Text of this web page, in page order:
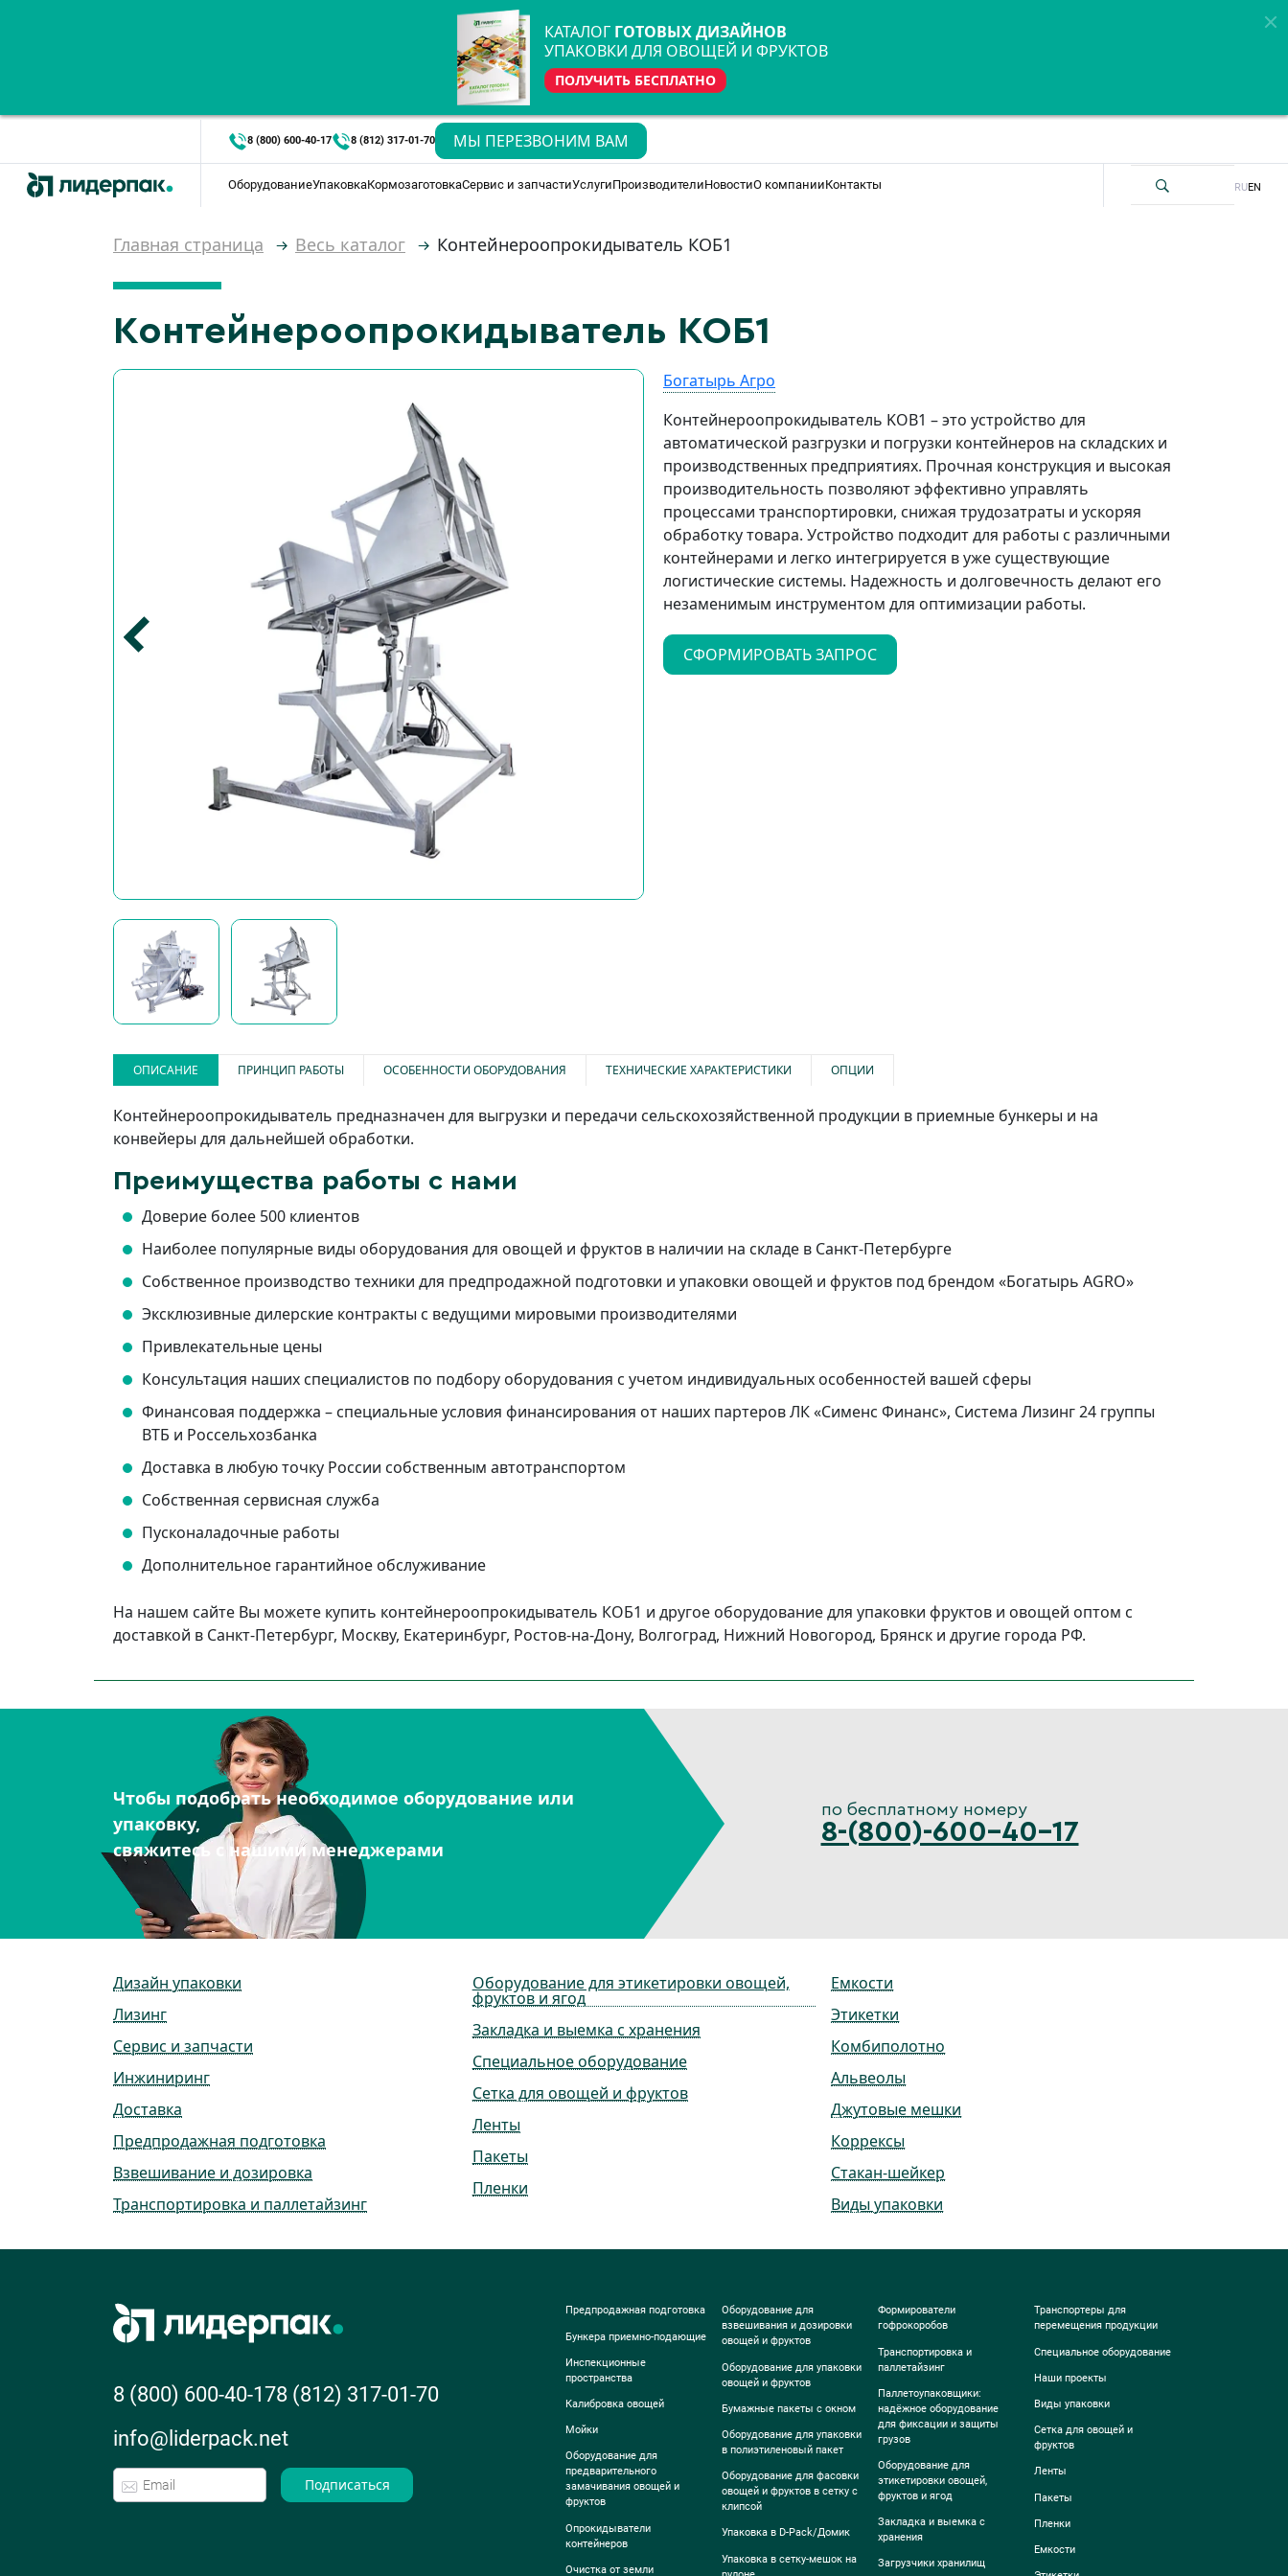
КАТАЛОГ ГОТОВЫХ ДИЗАЙНОВ
УПАКОВКИ ДЛЯ ОВОЩЕЙ И ФРУКТОВ
ПОЛУЧИТЬ БЕСПЛАТНО
8 (800) 600-40-17 8 (812) 317-01-70 МЫ ПЕРЕЗВОНИМ ВАМ
ОборудованиеУпаковкаКормозаготовкаСервис и запчастиУслугиПроизводителиНовостиО компанииКонтакты RUEN
Главная страница Весь каталог Контейнероопрокидыватель КОБ1
Контейнероопрокидыватель КОБ1
Богатырь Агро
Контейнероопрокидыватель KOB1 – это устройство для
автоматической разгрузки и погрузки контейнеров на складских и
производственных предприятиях. Прочная конструкция и высокая
производительность позволяют эффективно управлять
процессами транспортировки, снижая трудозатраты и ускоряя
обработку товара. Устройство подходит для работы с различными
контейнерами и легко интегрируется в уже существующие
логистические системы. Надежность и долговечность делают его
незаменимым инструментом для оптимизации работы.
СФОРМИРОВАТЬ ЗАПРОС
ОПИСАНИЕ ПРИНЦИП РАБОТЫ ОСОБЕННОСТИ ОБОРУДОВАНИЯ ТЕХНИЧЕСКИЕ ХАРАКТЕРИСТИКИ ОПЦИИ
Контейнероопрокидыватель предназначен для выгрузки и передачи сельскохозяйственной продукции в приемные бункеры и на
конвейеры для дальнейшей обработки.
Преимущества работы с нами
Доверие более 500 клиентов
Наиболее популярные виды оборудования для овощей и фруктов в наличии на складе в Санкт-Петербурге
Собственное производство техники для предпродажной подготовки и упаковки овощей и фруктов под брендом «Богатырь AGRO»
Эксклюзивные дилерские контракты с ведущими мировыми производителями
Привлекательные цены
Консультация наших специалистов по подбору оборудования с учетом индивидуальных особенностей вашей сферы
Финансовая поддержка – специальные условия финансирования от наших партеров ЛК «Сименс Финанс», Система Лизинг 24 группы
ВТБ и Россельхозбанка
Доставка в любую точку России собственным автотранспортом
Собственная сервисная служба
Пусконаладочные работы
Дополнительное гарантийное обслуживание
На нашем сайте Вы можете купить контейнероопрокидыватель КОБ1 и другое оборудование для упаковки фруктов и овощей оптом с
доставкой в Санкт-Петербург, Москву, Екатеринбург, Ростов-на-Дону, Волгоград, Нижний Новогород, Брянск и другие города РФ.
Чтобы подобрать необходимое оборудование или
упаковку,
свяжитесь с нашими менеджерами
по бесплатному номеру
8-(800)-600-40-17
Дизайн упаковки
Лизинг
Сервис и запчасти
Инжиниринг
Доставка
Предпродажная подготовка
Взвешивание и дозировка
Транспортировка и паллетайзинг
Оборудование для этикетировки овощей,
фруктов и ягод
Закладка и выемка с хранения
Специальное оборудование
Сетка для овощей и фруктов
Ленты
Пакеты
Пленки
Емкости
Этикетки
Комбиполотно
Альвеолы
Джутовые мешки
Коррексы
Стакан-шейкер
Виды упаковки
8 (800) 600-40-178 (812) 317-01-70
info@liderpack.net
Подписаться
Предпродажная подготовка
Бункера приемно-подающие
Инспекционные
пространства
Калибровка овощей
Мойки
Оборудование для
предварительного
замачивания овощей и
фруктов
Опрокидыватели
контейнеров
Очистка от земли
Оборудование для
взвешивания и дозировки
овощей и фруктов
Оборудование для упаковки
овощей и фруктов
Бумажные пакеты с окном
Оборудование для упаковки
в полиэтиленовый пакет
Оборудование для фасовки
овощей и фруктов в сетку с
клипсой
Упаковка в D-Pack/Домик
Упаковка в сетку-мешок на
Формирователи
гофрокоробов
Транспортировка и
паллетайзинг
Паллетоупаковщики:
надёжное оборудование
для фиксации и защиты
грузов
Оборудование для
этикетировки овощей,
фруктов и ягод
Закладка и выемка с
хранения
Загрузчики хранилищ
Транспортеры для
перемещения продукции
Специальное оборудование
Наши проекты
Виды упаковки
Сетка для овощей и
фруктов
Ленты
Пакеты
Пленки
Емкости